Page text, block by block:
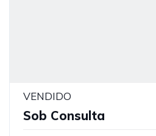
VENDIDO
Sob Consulta